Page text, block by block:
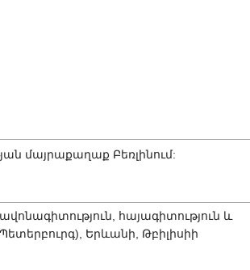
մայրաքաղաք Բեռլինում:
հայագիտություն և
Երևանի, Թբիլիսիի